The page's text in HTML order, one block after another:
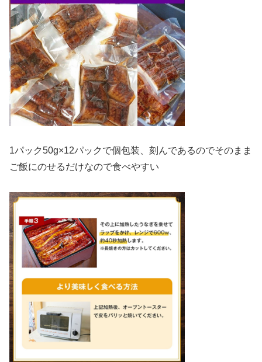
1パック50g×12パックで個包装、刻んであるのでそのまま
ご飯にのせるだけなので食べやすい